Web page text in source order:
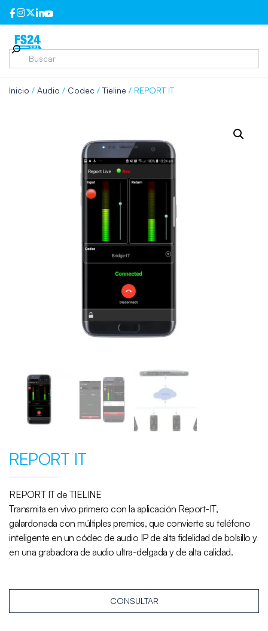
Inicio / Audio / Codec / Tieline / REPORT IT
REPORT IT
REPORT IT de TIELINE
Transmita en vivo primero con la aplicación Report-IT,
galardonada con múltiples premios, que convierte su teléfono
inteligente en un códec de audio IP de alta fidelidad de bolsillo y
en una grabadora de audio ultra-delgada y de alta calidad.
CONSULTAR